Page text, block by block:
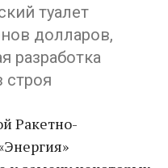
туалет
долларов,
разработка
строя
Ракетно-